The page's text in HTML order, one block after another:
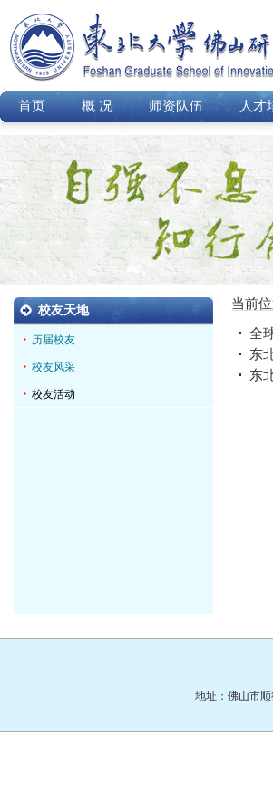
首页 概 况 师资队伍 人才
校友天地
历届校友
校友风采
校友活动
当前
全
东
东
地址：佛山市